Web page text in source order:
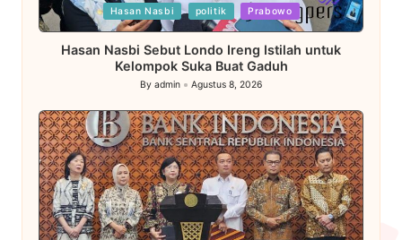
Posted
in
Hasan Nasbi politik Prabowo
Hasan Nasbi Sebut Londo Ireng Istilah untuk
Kelompok Suka Buat Gaduh
Posted
by
By admin Agustus 8, 2026